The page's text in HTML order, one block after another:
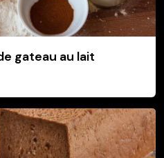
gateau au lait